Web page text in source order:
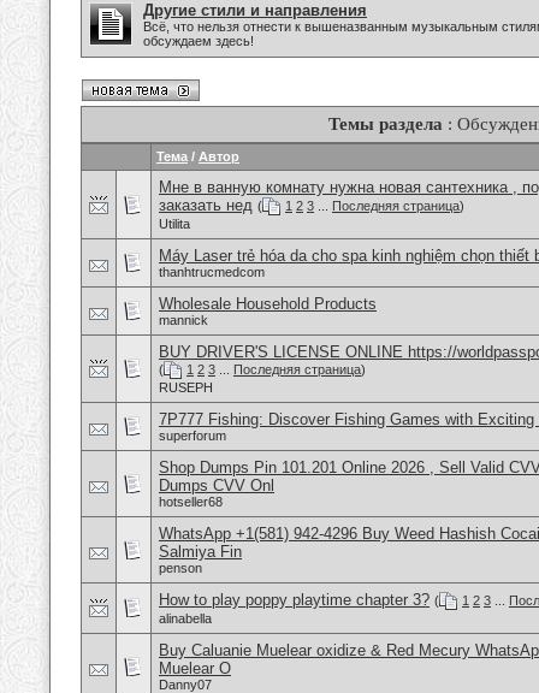
Другие стили и направления
Всё, что нельзя отнести к вышеназванным музыкальным
обсуждаем здесь!
Темы раздела :
Тема / Автор
Мне в ванную комнату нужна новая сантехника ,
заказать нед ( 1 2 3 Последняя страница)
Utilita
Máy Laser trẻ hóa da cho spa kinh nghiệm chọn thiết
thanhtrucmedcom
Wholesale Household Products
mannick
BUY DRIVER'S LICENSE ONLINE https://
( 1 2 3 Последняя страница)
RUSEPH
7P777 Fishing: Discover Fishing Games with
superforum
Shop Dumps Pin 101.201 Online 2026 , Sell Valid
Dumps CVV Onl
hotseller68
WhatsApp +1(581) 942-4296 Buy Weed Hashish
Salmiya Fin
penson
How to play poppy playtime chapter 3? ( 1 2 3
alinabella
Buy Caluanie Muelear oxidize & Red Mecury
Muelear O
Danny07